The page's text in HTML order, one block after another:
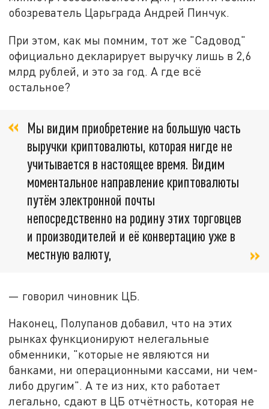
обозреватель Царьграда Андрей Пинчук.
При этом, как мы помним, тот же "Садовод"
официально декларирует выручку лишь в 2,6
млрд рублей, и это за год. А где всё
остальное?
Мы видим приобретение на большую часть
выручки криптовалюты, которая нигде не
учитывается в настоящее время. Видим
моментальное направление криптовалюты
путём электронной почты
непосредственно на родину этих торговцев
и производителей и её конвертацию уже в
местную валюту,
— говорил чиновник ЦБ.
Наконец, Полупанов добавил, что на этих
рынках функционируют нелегальные
обменники, "которые не являются ни
банками, ни операционными кассами, ни чем-
либо другим". А те из них, кто работает
легально, сдают в ЦБ отчётность, которая не